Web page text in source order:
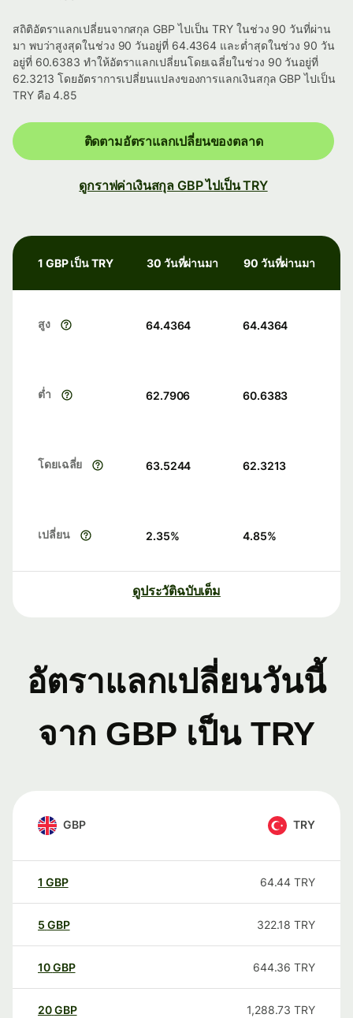
สถิติอัตราแลกเปลี่ยนจากสกุล GBP ไปเป็น TRY ในช่วง 90 วันที่ผ่าน
มา พบว่าสูงสุดในช่วง 90 วันอยู่ที่ 64.4364 และต่ำสุดในช่วง 90 วัน
อยู่ที่ 60.6383 ทำให้อัตราแลกเปลี่ยนโดยเฉลี่ยในช่วง 90 วันอยู่ที่
62.3213 โดยอัตราการเปลี่ยนแปลงของการแลกเงินสกุล GBP ไปเป็น
TRY คือ 4.85
ติดตามอัตราแลกเปลี่ยนของตลาด
ดูกราฟค่าเงินสกุล GBP ไปเป็น TRY
1 GBP เป็น TRY 30 วันที่ผ่านมา 90 วันที่ผ่านมา
สูง 64.4364 64.4364
ต่ำ 62.7906 60.6383
โดยเฉลี่ย 63.5244 62.3213
เปลี่ยน 2.35% 4.85%
ดูประวัติฉบับเต็ม
อัตราแลกเปลี่ยนวันนี้
จาก GBP เป็น TRY
GBP TRY
1 GBP 64.44 TRY
5 GBP 322.18 TRY
10GBP 644.36 TRY
20GBP 1,288.73 TRY